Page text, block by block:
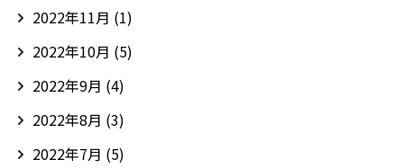
2022年11月 (1)
2022年10月 (5)
2022年9月 (4)
2022年8月 (3)
2022年7月 (5)